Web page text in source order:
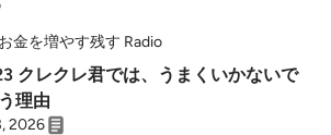
お金を増やす残す Radio
ないで
理由
2026